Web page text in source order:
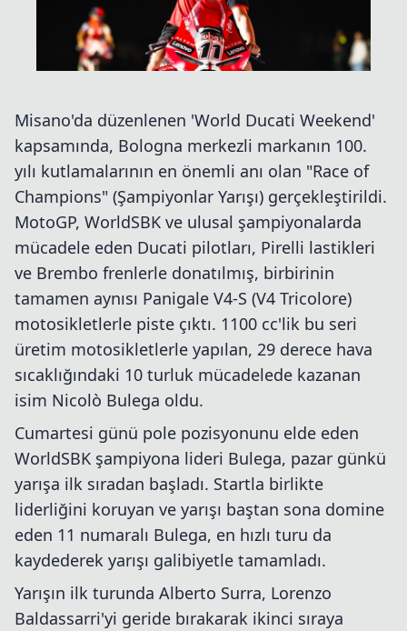
Misano'da düzenlenen 'World Ducati Weekend'
kapsamında, Bologna merkezli markanın 100.
yılı kutlamalarının en önemli anı olan "Race of
Champions" (Şampiyonlar Yarışı) gerçekleştirildi.
MotoGP, WorldSBK ve ulusal şampiyonalarda
mücadele eden Ducati pilotları, Pirelli lastikleri
ve Brembo frenlerle donatılmış, birbirinin
tamamen aynısı Panigale V4-S (V4 Tricolore)
motosikletlerle piste çıktı. 1100 cc'lik bu seri
üretim motosikletlerle yapılan, 29 derece hava
sıcaklığındaki 10 turluk mücadelede kazanan
isim Nicolò Bulega oldu.
Cumartesi günü pole pozisyonunu elde eden
WorldSBK şampiyona lideri Bulega, pazar günkü
yarışa ilk sıradan başladı. Startla birlikte
liderliğini koruyan ve yarışı baştan sona domine
eden 11 numaralı Bulega, en hızlı turu da
kaydederek yarışı galibiyetle tamamladı.
Yarışın ilk turunda Alberto Surra, Lorenzo
Baldassarri'yi geride bırakarak ikinci sıraya